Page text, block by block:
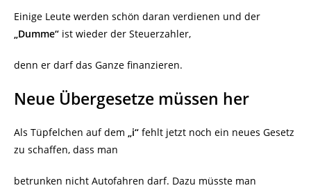
Einige Leute werden schön daran verdienen und der
„Dumme“ ist wieder der Steuerzahler,
denn er darf das Ganze finanzieren.
Neue Übergesetze müssen her
Als Tüpfelchen auf dem „i“ fehlt jetzt noch ein neues Gesetz
zu schaffen, dass man
betrunken nicht Autofahren darf. Dazu müsste man